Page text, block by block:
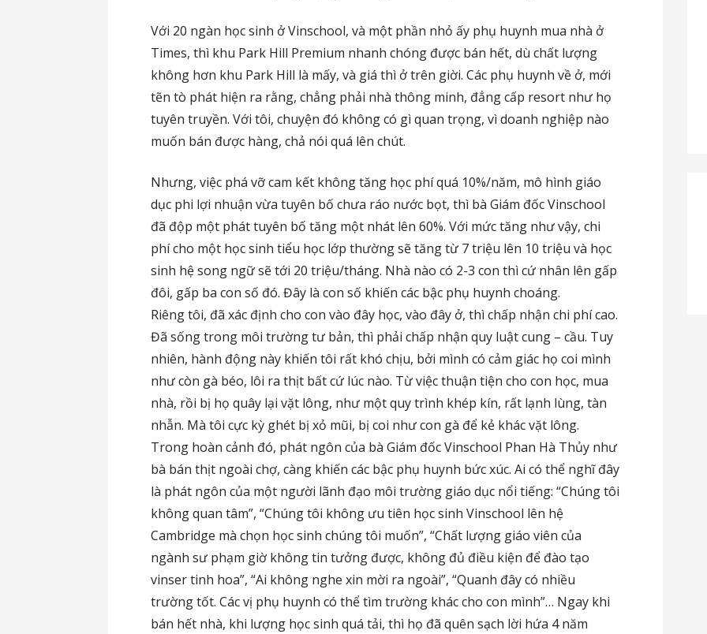
Với 20 ngàn học sinh ở Vinschool, và một phần nhỏ ấy phụ huynh mua nhà ở
Times, thì khu Park Hill Premium nhanh chóng được bán hết, dù chất lượng
không hơn khu Park Hill là mấy, và giá thì ở trên giời. Các phụ huynh về ở, mới
tẽn tò phát hiện ra rằng, chẳng phải nhà thông minh, đẳng cấp resort như họ
tuyên truyền. Với tôi, chuyện đó không có gì quan trọng, vì doanh nghiệp nào
muốn bán được hàng, chả nói quá lên chút.
Nhưng, việc phá vỡ cam kết không tăng học phí quá 10%/năm, mô hình giáo
dục phi lợi nhuận vừa tuyên bố chưa ráo nước bọt, thì bà Giám đốc Vinschool
đã độp một phát tuyên bố tăng một nhát lên 60%. Với mức tăng như vậy, chi
phí cho một học sinh tiểu học lớp thường sẽ tăng từ 7 triệu lên 10 triệu và học
sinh hệ song ngữ sẽ tới 20 triệu/tháng. Nhà nào có 2-3 con thì cứ nhân lên gấp
đôi, gấp ba con số đó. Đây là con số khiến các bậc phụ huynh choáng.
Riêng tôi, đã xác định cho con vào đây học, vào đây ở, thì chấp nhận chi phí cao.
Đã sống trong môi trường tư bản, thì phải chấp nhận quy luật cung – cầu. Tuy
nhiên, hành động này khiến tôi rất khó chịu, bởi mình có cảm giác họ coi mình
như còn gà béo, lôi ra thịt bất cứ lúc nào. Từ việc thuận tiện cho con học, mua
nhà, rồi bị họ quây lại vặt lông, như một quy trình khép kín, rất lạnh lùng, tàn
nhẫn. Mà tôi cực kỳ ghét bị xỏ mũi, bị coi như con gà để kẻ khác vặt lông.
Trong hoàn cảnh đó, phát ngôn của bà Giám đốc Vinschool Phan Hà Thủy như
bà bán thịt ngoài chợ, càng khiến các bậc phụ huynh bức xúc. Ai có thể nghĩ đây
là phát ngôn của một người lãnh đạo môi trường giáo dục nổi tiếng: “Chúng tôi
không quan tâm”, “Chúng tôi không ưu tiên học sinh Vinschool lên hệ
Cambridge mà chọn học sinh chúng tôi muốn”, “Chất lượng giáo viên của
ngành sư phạm giờ không tin tưởng được, không đủ điều kiện để đào tạo
vinser tinh hoa”, “Ai không nghe xin mời ra ngoài”, “Quanh đây có nhiều
trường tốt. Các vị phụ huynh có thể tìm trường khác cho con mình”… Ngay khi
bán hết nhà, khi lượng học sinh quá tải, thì họ đã quên sạch lời hứa 4 năm